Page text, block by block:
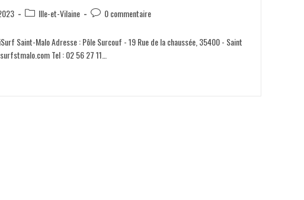
Ille-et-Vilaine 0 commentaire
Saint-Malo Adresse : Pôle Surcouf - 19 Rue de la chaussée, 35400 - Saint
Tel : 02 56 27 11…